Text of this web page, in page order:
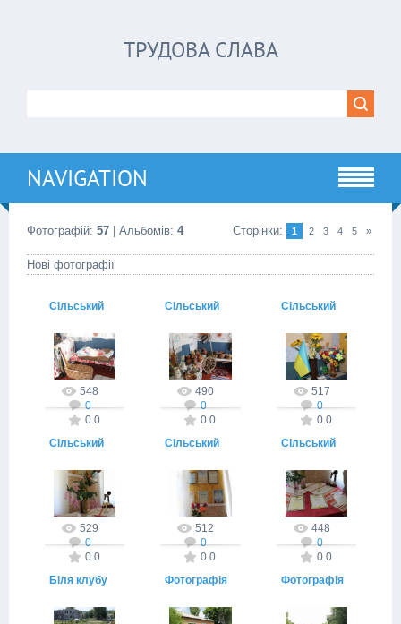
ТРУДОВА СЛАВА
NAVIGATION
Фотографій: 57 | Альбомів: 4 Сторінки: 1 2 3 4 5 »
Нові фотографії
Сільський
клуб06.08.2015
trudovaslava
548
0
0.0
Сільський
клуб06.08.2015
trudovaslava
490
0
0.0
Сільський
клуб06.08.2015
trudovaslava
517
0
0.0
Сільський
клуб06.08.2015
trudovaslava
529
0
0.0
Сільський
06.08.2015
trudovaslava
512
0
0.0
Сільський
клуб06.08.2015
trudovaslava
448
0
0.0
Біля клубу
06.08.2015
Фотографія
1 06.08.2015
Фотографія
1 06.08.2015